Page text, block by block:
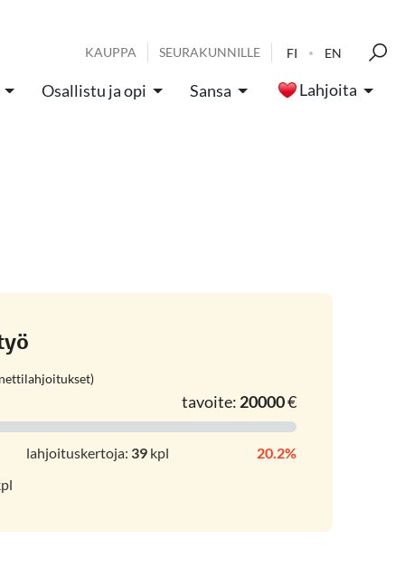
KAUPPA SEURAKUNNILLE FI EN
Osallistu ja opi Sansa Lahjoita
tavoite: 20000€
lahjoituskertoja: 39 kpl
20.2%